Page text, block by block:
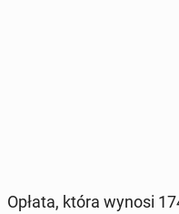
Opłata, która wynosi